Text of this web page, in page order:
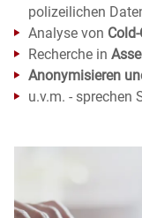
polizeilichen
Analyse von
Recherche in
Anonymisieren
u.v.m. - sprechen